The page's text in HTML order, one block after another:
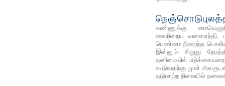
கண்ணுக்கு
கைநிறைய வளைஏந்தி,
பெண்மை நிறைந்த
இன்னும் சிறுது
தனிமையில்
கூடுவதற்கு முன்
தடுமாற்ற நிலையில்